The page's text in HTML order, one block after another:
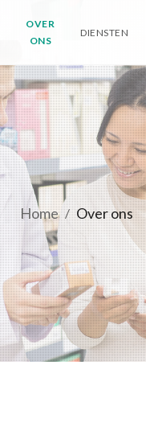
OVER
ONS
DIENSTEN
Home / Over ons